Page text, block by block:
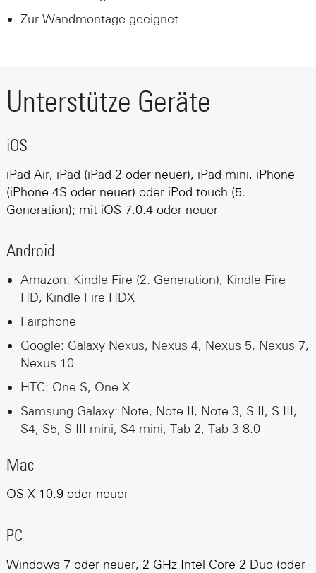
Zur Wandmontage geeignet
Unterstütze Geräte
iOS
iPad Air, iPad (iPad 2 oder neuer), iPad mini, iPhone
(iPhone 4S oder neuer) oder iPod touch (5.
Generation); mit iOS 7.0.4 oder neuer
Android
Amazon: Kindle Fire (2. Generation), Kindle Fire
HD, Kindle Fire HDX
Fairphone
Google: Galaxy Nexus, Nexus 4, Nexus 5, Nexus 7,
Nexus 10
HTC: One S, One X
Samsung Galaxy: Note, Note II, Note 3, S II, S III,
S4, S5, S III mini, S4 mini, Tab 2, Tab 3 8.0
Mac
OS X 10.9 oder neuer
PC
Windows 7 oder neuer, 2 GHz Intel Core 2 Duo (oder